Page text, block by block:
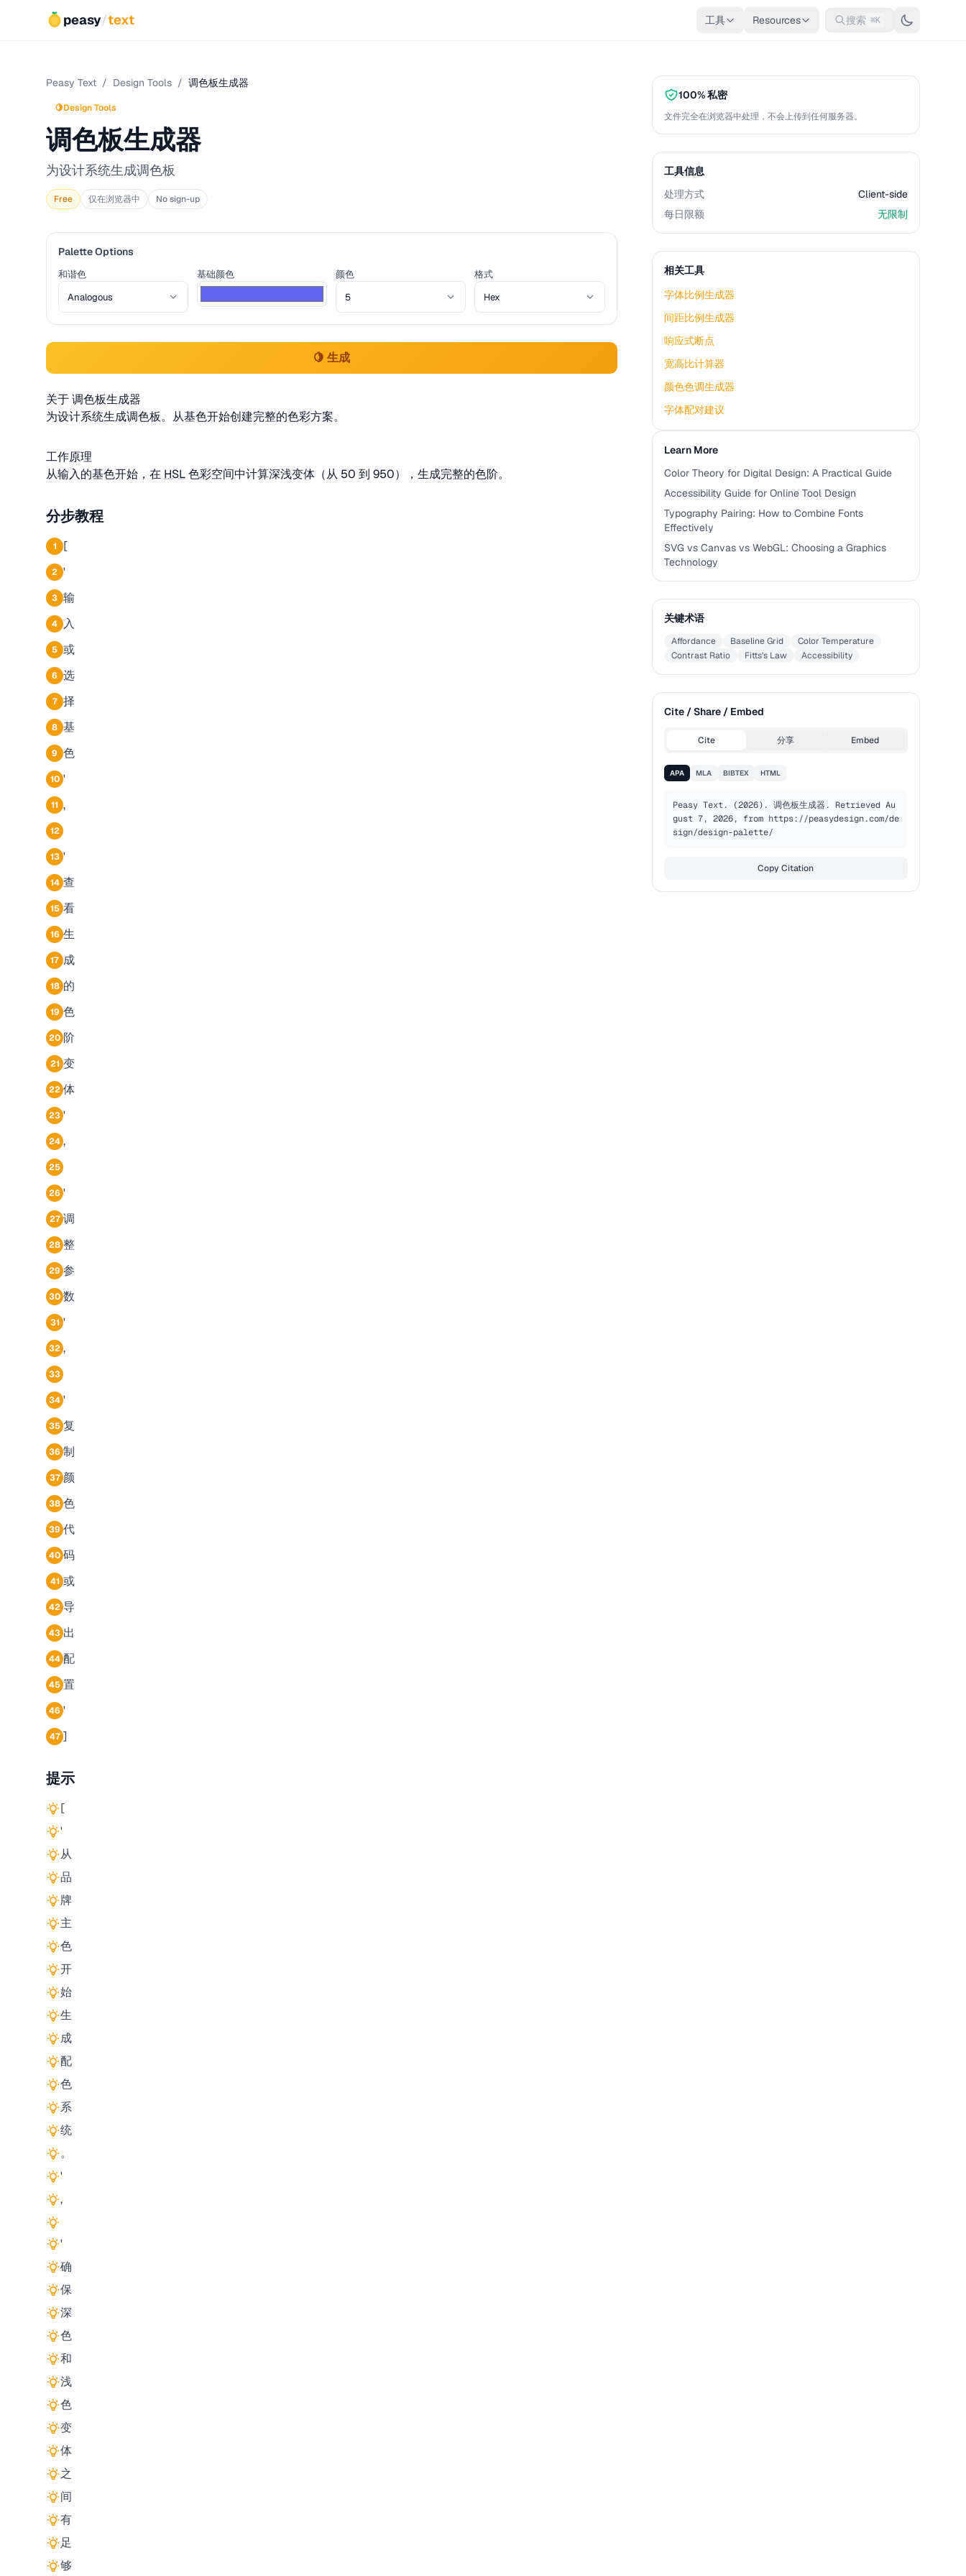
peasy/text 工具 Resources 搜索 ⌘K
Peasy Text / Design Tools / 调色板生成器
🍋Design Tools
调色板生成器
为设计系统生成调色板
Free 仅在浏览器中 No sign-up
Palette Options
和谐色 基础颜色 颜色 格式
🍋 生成
关于 调色板生成器
为设计系统生成调色板。从基色开始创建完整的色彩方案。
工作原理
从输入的基色开始，在 HSL色彩空间中计算深浅变体（从 50 到 950），生成完整的色阶。
分步教程
1 [
2 '
3 输
4 入
5 或
6 选
7 择
8 基
9 色
10 '
11 ,
12
13 '
14 查
15 看
16 生
17 成
18 的
19 色
20 阶
21 变
22 体
23 '
24 ,
25
26 '
27 调
28 整
29 参
30 数
31 '
32 ,
33
34 '
35 复
36 制
37 颜
38 色
39 代
40 码
41 或
42 导
43 出
44 配
45 置
46 '
47 ]
提示
[
'
从
品
牌
主
色
开
始
生
成
配
色
系
统
。
'
,
'
确
保
深
色
和
浅
色
变
体
之
间
有
足
够
100% 私密
文件完全在浏览器中处理，不会上传到任何服务器。
工具信息
处理方式
Client-side
每日限额
无限制
相关工具
字体比例生成器
间距比例生成器
响应式断点
宽高比计算器
颜色色调生成器
字体配对建议
Learn More
Color Theory for Digital Design: A Practical Guide
Accessibility Guide for Online Tool Design
Typography Pairing: How to Combine Fonts
Effectively
SVG vs Canvas vs WebGL: Choosing a Graphics
Technology
关键术语
Affordance Baseline Grid
Color Temperature
Contrast Ratio
Fitts's Law Accessibility
Cite / Share / Embed
Cite 分享 Embed
APA MLA BIBTEX HTML
Peasy Text. (2026). 调色板生成器. Retrieved Au
gust 7, 2026, from https://peasydesign.com/de
sign/design-palette/
Copy Citation